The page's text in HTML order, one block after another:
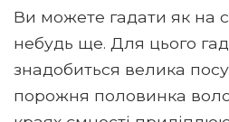
Ви можете гадати як на
небудь ще. Для цього
знадобиться велика
порожня половинка